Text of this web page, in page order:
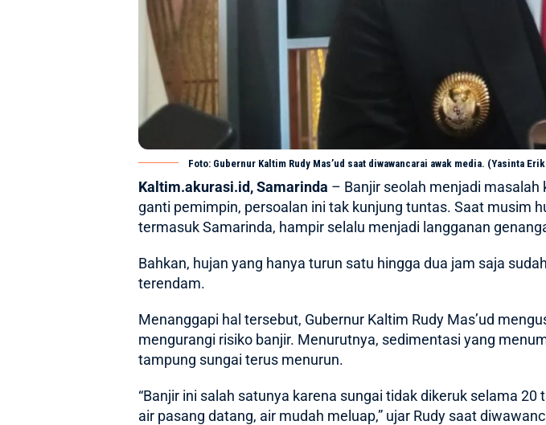
Foto: Gubernur Kaltim Rudy Mas’ud saat diwawancarai awak media. (Yasinta
Kaltim.akurasi.id, Samarinda – Banjir seolah menjadi
ganti pemimpin, persoalan ini tak kunjung tuntas. Saat musim
termasuk Samarinda, hampir selalu menjadi langganan
Bahkan, hujan yang hanya turun satu hingga dua jam saja
terendam.
Menanggapi hal tersebut, Gubernur Kaltim Rudy Mas’ud
mengurangi risiko banjir. Menurutnya, sedimentasi yang
tampung sungai terus menurun.
“Banjir ini salah satunya karena sungai tidak dikeruk selama
air pasang datang, air mudah meluap,” ujar Rudy saat